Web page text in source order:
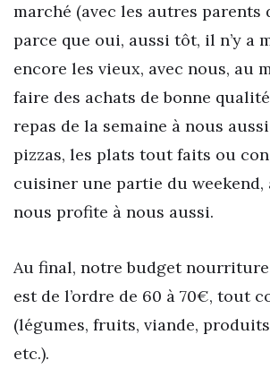
marché (avec les autres parents
parce que oui, aussi tôt, il n’y a
encore les vieux, avec nous, au
faire des achats de bonne
repas de la semaine à nous
pizzas, les plats tout faits ou
cuisiner une partie du weekend,
nous profite à nous aussi.
Au final, notre budget
est de l’ordre de 60 à 70€, tout
(légumes, fruits, viande,
etc.).